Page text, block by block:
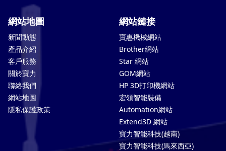
網站地圖
新聞動態
產品介紹
客戶服務
關於寶力
聯絡我們
網站地圖
隱私保護政策
網站鏈接
寶惠機械網站
Brother網站
Star 網站
GOM網站
HP 3D打印機網站
宏領智能裝備
Automation網站
Extend3D 網站
寶力智能科技(越南)
寶力智能科技(馬來西亞)